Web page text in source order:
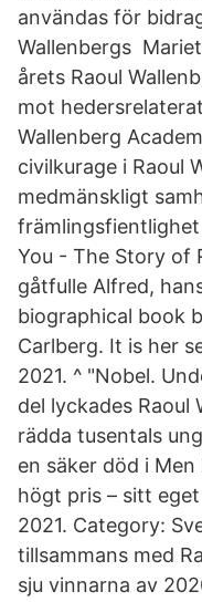
användas för
Wallenbergs
årets Raoul
mot
Wallenberg
civilkurage i Raoul
medmänskligt
You - The Story of
gåtfulle Alfred,
biographical book
Carlberg. It is her
2021. ^ "Nobel.
del lyckades Raoul
rädda tusentals
en säker död i
högt pris – sitt
2021. Category:
tillsammans med
sju vinnarna av